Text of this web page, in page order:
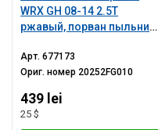
WRX GH 08-14 2.5T
ржавый, порван пыльник,
Арт.677173
Ориг. номер 20252FG010
439 lei
25 $